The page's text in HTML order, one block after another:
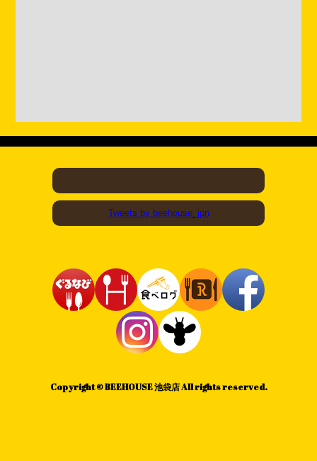
Tweets by beehouse_jpn
Copyright © BEEHOUSE 池袋店 All rights reserved.